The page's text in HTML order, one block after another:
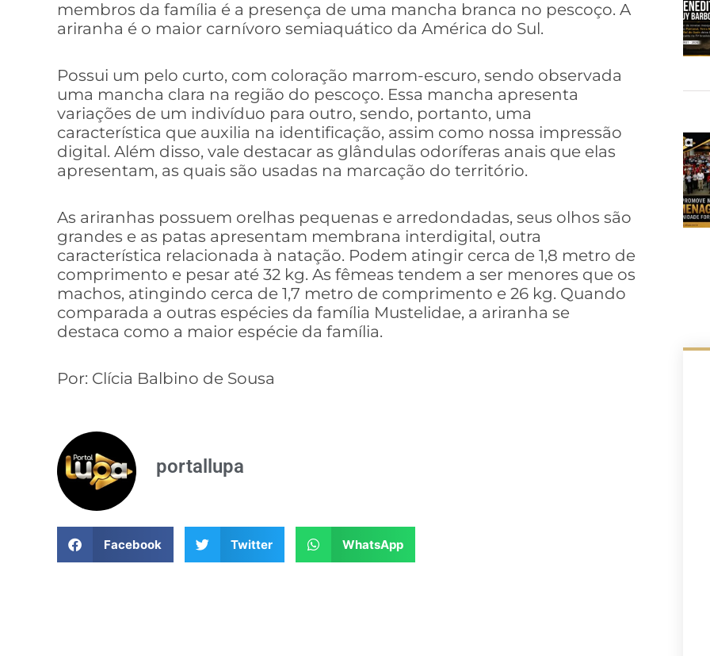
membros da família é a presença de uma mancha branca no pescoço. A
ariranha é o maior carnívoro semiaquático da América do Sul.
Possui um pelo curto, com coloração marrom-escuro, sendo observada
uma mancha clara na região do pescoço. Essa mancha apresenta
variações de um indivíduo para outro, sendo, portanto, uma
característica que auxilia na identificação, assim como nossa impressão
digital. Além disso, vale destacar as glândulas odoríferas anais que elas
apresentam, as quais são usadas na marcação do território.
As ariranhas possuem orelhas pequenas e arredondadas, seus olhos são
grandes e as patas apresentam membrana interdigital, outra
característica relacionada à natação. Podem atingir cerca de 1,8 metro de
comprimento e pesar até 32 kg. As fêmeas tendem a ser menores que os
machos, atingindo cerca de 1,7 metro de comprimento e 26 kg. Quando
comparada a outras espécies da família Mustelidae, a ariranha se
destaca como a maior espécie da família.
Por: Clícia Balbino de Sousa
portallupa
Facebook Twitter WhatsApp